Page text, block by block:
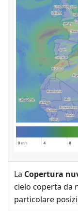
La Copertura
cielo coperta da
particolare